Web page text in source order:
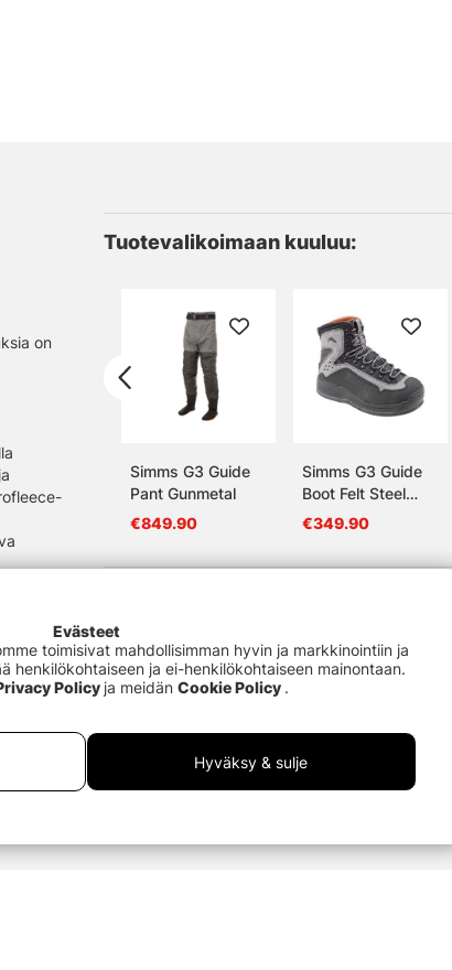
on
Tuotevalikoimaan kuuluu:
Simms G3 Guide
Pant Gunmetal
€849.90
Simms G3 Guide
Boot Felt Steel
Grey
€349.90
Evästeet
toimisivat mahdollisimman hyvin ja markkinointiin ja
henkilökohtaiseen ja ei-henkilökohtaiseen mainontaan.
Policy ja meidän Cookie Policy .
Hyväksy & sulje